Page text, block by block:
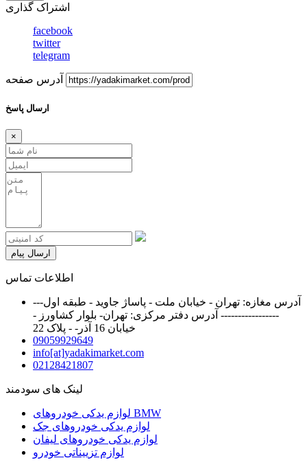
اشتراک گذاری
facebook
twitter
telegram
آدرس صفحه
ارسال پاسخ
×
ارسال پیام
اطلاعات تماس
آدرس مغازه: تهران - خیابان ملت - پاساژ جاوید - طبقه اول---
----------------- آدرس دفتر مرکزی: تهران- بلوار کشاورز -
خیابان 16 آذر- - پلاک 22
09059929649
info[at]yadakimarket.com
02128421807
لینک های سودمند
لوازم یدکی خودروهای BMW
لوازم یدکی خودروهای جک
لوازم یدکی خودروهای لیفان
لوازم تزییناتی خودرو